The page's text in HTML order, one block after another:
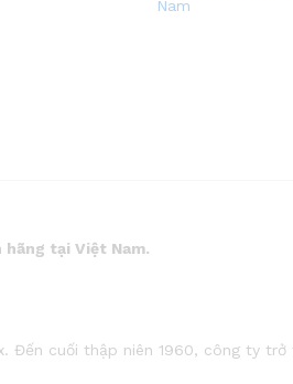
Nam
hãng tại Việt Nam.
Đến cuối thập niên 1960, công ty